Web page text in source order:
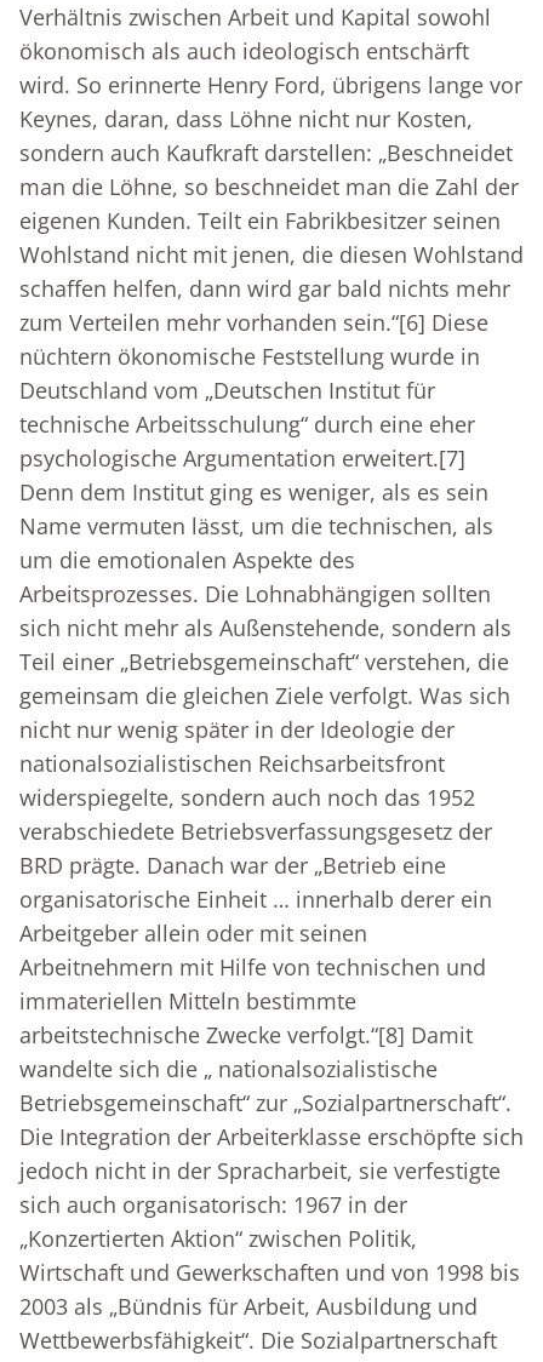
Verhältnis zwischen Arbeit und Kapital sowohl
ökonomisch als auch ideologisch entschärft
wird. So erinnerte Henry Ford, übrigens lange vor
Keynes, daran, dass Löhne nicht nur Kosten,
sondern auch Kaufkraft darstellen: „Beschneidet
man die Löhne, so beschneidet man die Zahl der
eigenen Kunden. Teilt ein Fabrikbesitzer seinen
Wohlstand nicht mit jenen, die diesen Wohlstand
schaffen helfen, dann wird gar bald nichts mehr
zum Verteilen mehr vorhanden sein.“[6] Diese
nüchtern ökonomische Feststellung wurde in
Deutschland vom „Deutschen Institut für
technische Arbeitsschulung“ durch eine eher
psychologische Argumentation erweitert.[7]
Denn dem Institut ging es weniger, als es sein
Name vermuten lässt, um die technischen, als
um die emotionalen Aspekte des
Arbeitsprozesses. Die Lohnabhängigen sollten
sich nicht mehr als Außenstehende, sondern als
Teil einer „Betriebsgemeinschaft“ verstehen, die
gemeinsam die gleichen Ziele verfolgt. Was sich
nicht nur wenig später in der Ideologie der
nationalsozialistischen Reichsarbeitsfront
widerspiegelte, sondern auch noch das 1952
verabschiedete Betriebsverfassungsgesetz der
BRD prägte. Danach war der „Betrieb eine
organisatorische Einheit … innerhalb derer ein
Arbeitgeber allein oder mit seinen
Arbeitnehmern mit Hilfe von technischen und
immateriellen Mitteln bestimmte
arbeitstechnische Zwecke verfolgt.“[8] Damit
wandelte sich die „ nationalsozialistische
Betriebsgemeinschaft“ zur „Sozialpartnerschaft“.
Die Integration der Arbeiterklasse erschöpfte sich
jedoch nicht in der Spracharbeit, sie verfestigte
sich auch organisatorisch: 1967 in der
„Konzertierten Aktion“ zwischen Politik,
Wirtschaft und Gewerkschaften und von 1998 bis
2003 als „Bündnis für Arbeit, Ausbildung und
Wettbewerbsfähigkeit“. Die Sozialpartnerschaft